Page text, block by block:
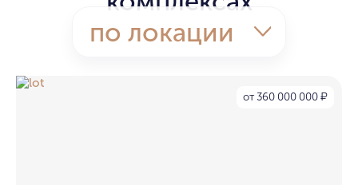
по локации
от 360 000 000 ₽